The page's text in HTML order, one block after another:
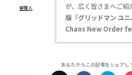
管理人
が、広く皆さまへご紹
版『グリッドマン ユ
Chaos New Order
あなたからこの記事をシェアし